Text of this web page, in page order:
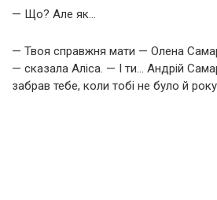
— Що? Але як…
— Твоя справжня мати — Олена
— сказала Аліса. — І ти… Андрій
забрав тебе, коли тобі не було й